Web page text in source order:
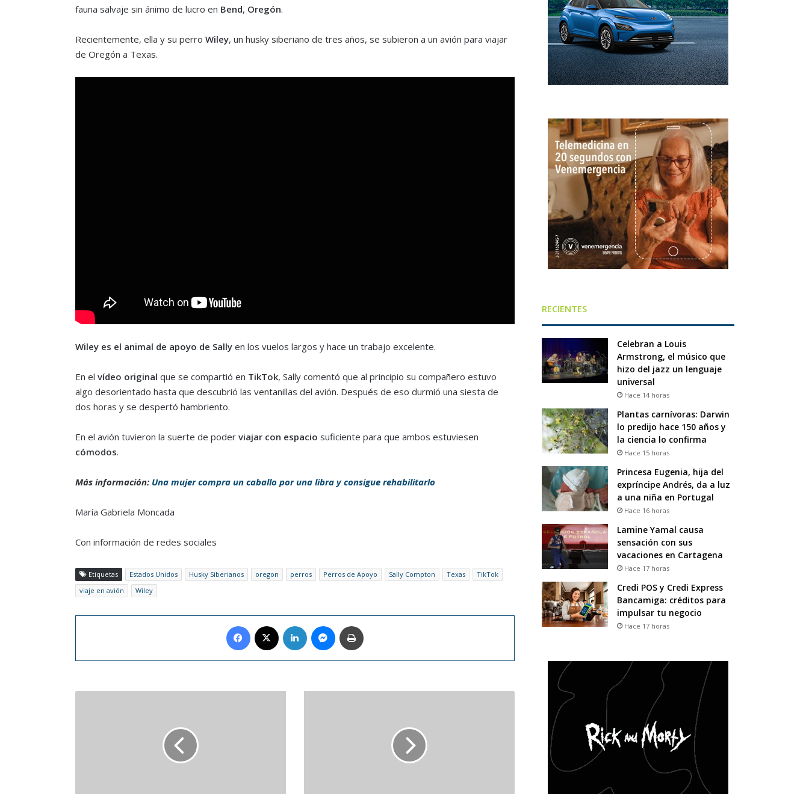
fauna salvaje sin ánimo de lucro en Bend, Oregón.
Recientemente, ella y su perro Wiley, un husky siberiano de tres años, se subieron a un avión para viajar
de Oregón a Texas.
Wiley es el animal de apoyo de Sallyen los vuelos largos y hace un trabajo excelente.
En el vídeo original que se compartió en TikTok, Sally comentó que al principio su compañero estuvo
algo desorientado hasta que descubrió las ventanillas del avión. Después de eso durmió una siesta de
dos horas y se despertó hambriento.
En el avión tuvieron la suerte de poder viajar con espacio suficiente para que ambos estuviesen
cómodos.
Más información: Una mujer compra un caballo por una libra y consigue rehabilitarlo
María Gabriela Moncada
Con información de redes sociales
Etiquetas Estados Unidos Husky Siberianos oregon perros Perros de Apoyo Sally Compton Texas
TikTok
viaje en avión
Wiley
Facebook LinkedIn Messenger
RECIENTES
Celebran a Louis
Armstrong, el músico que
hizo del jazz un lenguaje
universal
Hace 14 horas
Plantas carnívoras: Darwin
lo predijo hace 150 años y
la ciencia lo confirma
Hace 15 horas
Princesa Eugenia, hija del
expríncipe Andrés, da a luz
a una niña en Portugal
Hace 16 horas
Lamine Yamal causa
sensación con sus
vacaciones en Cartagena
Hace 17 horas
Credi POS y Credi Express
Bancamiga: créditos para
impulsar tu negocio
Hace 17 horas